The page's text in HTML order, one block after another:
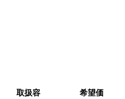
取扱容
希望価